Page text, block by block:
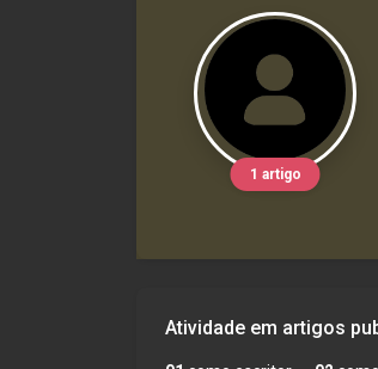
1 artigo
Atividade em artigos